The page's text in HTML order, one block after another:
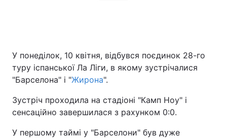
У понеділок, 10 квітня, відбувся поєдинок 28-го
туру іспанської Ла Ліги, в якому зустрічалися
"Барселона" і "Жирона".
Зустріч проходила на стадіоні "Камп Ноу" і
сенсаційно завершилася з рахунком 0:0.
У першому таймі у "Барселони" був дуже